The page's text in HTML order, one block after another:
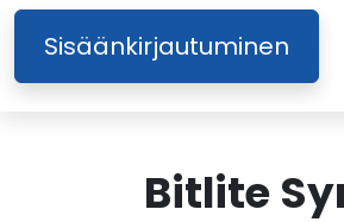
Sisäänkirjautuminen
Bitlite